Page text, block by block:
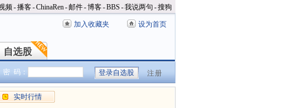
频-播客-ChinaRen-邮件-博客-BBS -我说两句 -搜狗
加入收藏夹 设为首页
自选股
自选股
密 码： 注册
实时行情